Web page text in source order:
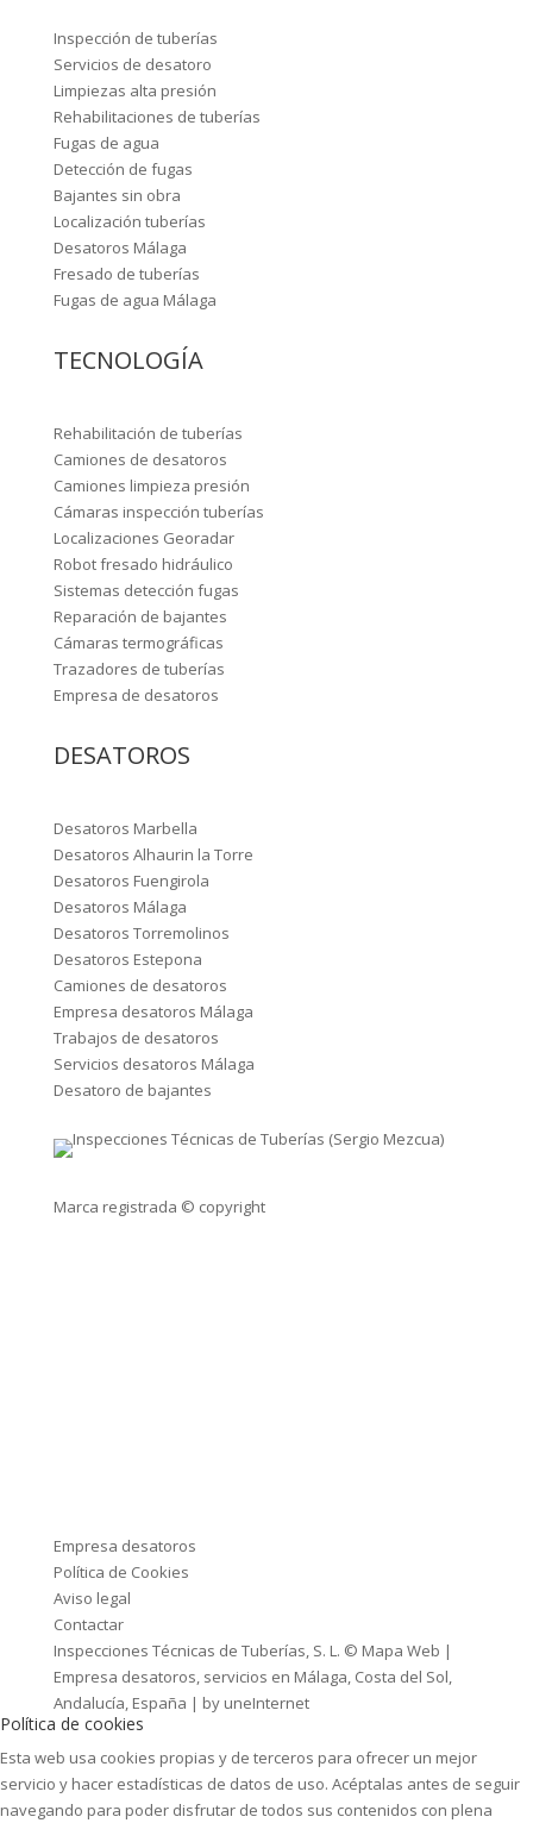
Inspección de tuberías
Servicios de desatoro
Limpiezas alta presión
Rehabilitaciones de tuberías
Fugas de agua
Detección de fugas
Bajantes sin obra
Localización tuberías
Desatoros Málaga
Fresado de tuberías
Fugas de agua Málaga
TECNOLOGÍA
Rehabilitación de tuberías
Camiones de desatoros
Camiones limpieza presión
Cámaras inspección tuberías
Localizaciones Georadar
Robot fresado hidráulico
Sistemas detección fugas
Reparación de bajantes
Cámaras termográficas
Trazadores de tuberías
Empresa de desatoros
DESATOROS
Desatoros Marbella
Desatoros Alhaurin la Torre
Desatoros Fuengirola
Desatoros Málaga
Desatoros Torremolinos
Desatoros Estepona
Camiones de desatoros
Empresa desatoros Málaga
Trabajos de desatoros
Servicios desatoros Málaga
Desatoro de bajantes
Marca registrada © copyright
Empresa desatoros
Política de Cookies
Aviso legal
Contactar
Inspecciones Técnicas de Tuberías, S. L. © Mapa Web |
Empresa desatoros, servicios en Málaga, Costa del Sol,
Andalucía, España | by uneInternet
Política de cookies
Esta web usa cookies propias y de terceros para ofrecer un mejor
servicio y hacer estadísticas de datos de uso. Acéptalas antes de seguir
navegando para poder disfrutar de todos sus contenidos con plena